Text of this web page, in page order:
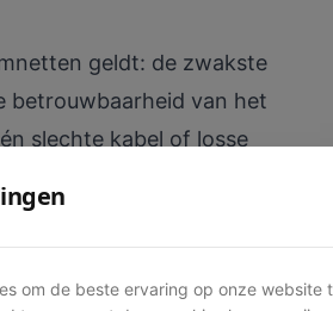
geldt: de zwakste
betrouwbaarheid van het
slechte kabel of losse
onderhoud als factor
en kopen heeft directe
om de beste ervaring op onze website